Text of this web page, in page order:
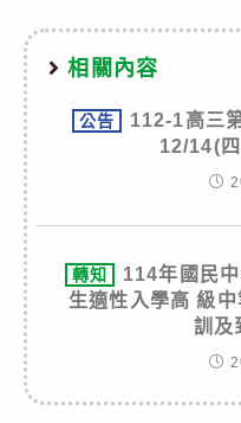
相關內容
公告
112-1高三
12/14(
轉知
114年國民
生適性入學高 級
訓及